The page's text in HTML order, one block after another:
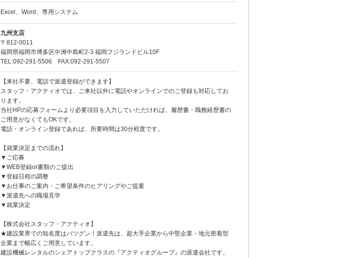
Excel、Word、専用システム
九州支店
〒812-0011
福岡県福岡市博多区中洲中島町2-3 福岡フジランドビル10F
TEL:092-291-5506 FAX:092-291-5507
【来社不要、電話で派遣登録ができます】
スタッフ・アクティオでは、ご来社以外に電話やオンラインでのご登録も対応してお
ります。
当社HPの応募フォームより必要項目を入力していただければ、履歴書・職務経歴書の
ご用意がなくてもOKです。
電話・オンライン登録であれば、所要時間は30分程度です。
【就業決定までの流れ】
▼ご応募
▼WEB登録or書類のご提出
▼登録日程の調整
▼お仕事のご案内・ご希望条件のヒアリングやご提案
▼派遣先への職場見学
▼就業決定
【株式会社スタッフ・アクティオ】
★建設業界での知名度はバツグン！派遣先は、超大手企業から中堅企業・地元密着型
企業まで幅広くご用意しています。
建設機械レンタルのシェアトップクラスの『アクティオグループ』の派遣会社です。